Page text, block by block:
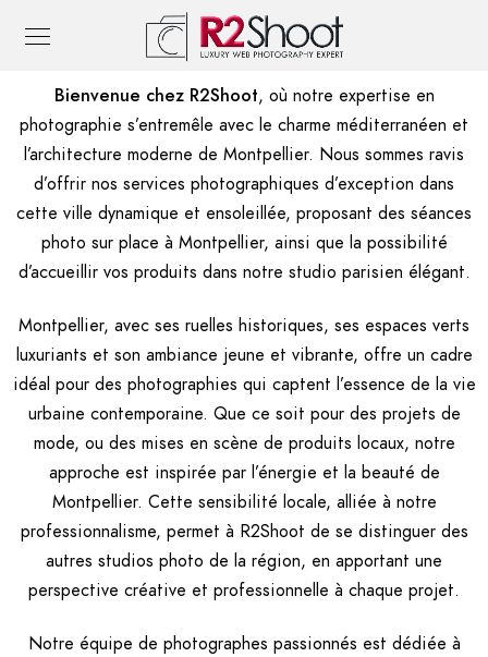
Bienvenue chez R2Shoot, où notre expertise en
photographie s’entremêle avec le charme méditerranéen et
l’architecture moderne de Montpellier. Nous sommes ravis
d’offrir nos services photographiques d’exception dans
cette ville dynamique et ensoleillée, proposant des séances
photo sur place à Montpellier, ainsi que la possibilité
d’accueillir vos produits dans notre studio parisien élégant.
Montpellier, avec ses ruelles historiques, ses espaces verts
luxuriants et son ambiance jeune et vibrante, offre un cadre
idéal pour des photographies qui captent l’essence de la vie
urbaine contemporaine. Que ce soit pour des projets de
mode, ou des mises en scène de produits locaux, notre
approche est inspirée par l’énergie et la beauté de
Montpellier. Cette sensibilité locale, alliée à notre
professionnalisme, permet à R2Shoot de se distinguer des
autres studios photo de la région, en apportant une
perspective créative et professionnelle à chaque projet.
Notre équipe de photographes passionnés est dédiée à